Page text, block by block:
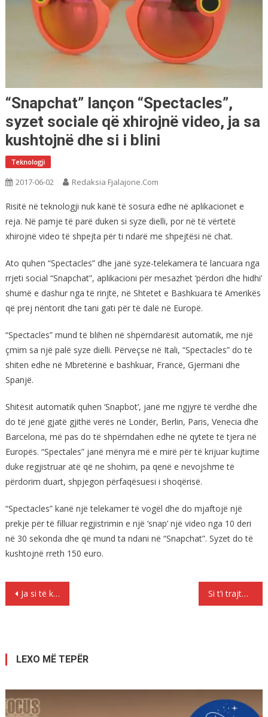
“Snapchat” lançon “Spectacles”,
syzet sociale që xhirojnë video, ja sa
kushtojnë dhe si i blini
Teknologji
2017-06-02 Redaksia Fjalajone.com
Risitë në teknologji nuk kanë të sosura edhe në aplikacionet e
reja. Në pamje të parë duken si syze dielli, por në të vërtetë
xhirojnë video të shpejta për ti ndarë me shpejtësi në chat.
Ato quhen “Spectacles” dhe janë syze-telekamera të lancuara nga
rrjeti social “Snapchat”, aplikacioni për mesazhet ‘përdori dhe hidhi’
shumë e dashur nga të rinjtë, në Shtetet e Bashkuara të Amerikës
që prej nëntorit dhe tani gati për të dalë në Europë.
“Spectacles” mund të blihen në shpërndarësit automatik, me një
çmim sa një palë syze dielli. Përveçse në Itali, “Spectacles” do të
shiten edhe në Mbretërinë e bashkuar, Francë, Gjermani dhe
Spanjë.
Shitësit automatik quhen ‘Snapbot’, janë me ngjyrë të verdhë dhe
do të jenë gjatë gjithë verës në Londër, Berlin, Paris, Venecia dhe
Barcelona, më pas do të shpërndahen edhe në qytete të tjera në
Europës. “Spectales” janë mënyra më e mirë për të krijuar kujtime
duke regjistruar atë që ne shohim, pa qenë e nevojshme të
përdorim duart, shpjegon përfaqësuesi i shoqërisë.
“Spectacles” kanë një telekamer të vogël dhe do mjaftojë një
prekje për të filluar regjistrimin e një ‘snap’ një video nga 10 deri
në 30 sekonda dhe që mund ta ndani në “Snapchat”. Syzet do të
kushtojnë rreth 150 euro.
Lëvizje
Ja si të kemi një nxirje perfekte në verë Si t’i trajtoni plasaritjet e këmbëve
LEXO MË TEPËR